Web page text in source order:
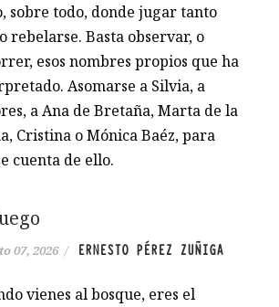
sobre todo, donde jugar tanto
rebelarse. Basta observar, o
esos nombres propios que ha
Asomarse a Silvia, a
a Ana de Bretaña, Marta de la
Cristina o Mónica Baéz, para
cuenta de ello.
07, 2026 / ERNESTO PÉREZ ZUÑIGA
vienes al bosque, eres el